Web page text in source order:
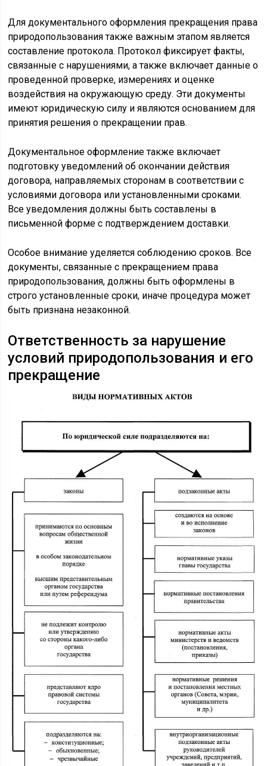
Для документального оформления прекращения права
природопользования также важным этапом является
составление протокола. Протокол фиксирует факты,
связанные с нарушениями, а также включает данные о
проведенной проверке, измерениях и оценке
воздействия на окружающую среду. Эти документы
имеют юридическую силу и являются основанием для
принятия решения о прекращении прав.
Документальное оформление также включает
подготовку уведомлений об окончании действия
договора, направляемых сторонам в соответствии с
условиями договора или установленными сроками.
Все уведомления должны быть составлены в
письменной форме с подтверждением доставки.
Особое внимание уделяется соблюдению сроков. Все
документы, связанные с прекращением права
природопользования, должны быть оформлены в
строго установленные сроки, иначе процедура может
быть признана незаконной.
Ответственность за нарушение
условий природопользования и его
прекращение